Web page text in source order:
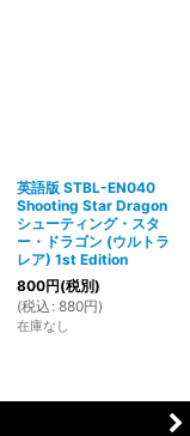
英語版 STBL-EN040
Shooting Star Dragon
シューティング・スタ
ー・ドラゴン (ウルトラ
レア) 1st Edition
800円(税別)
(税込 : 880円)
在庫なし